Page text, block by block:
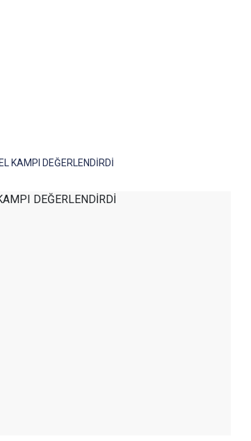
KAMPI DEĞERLENDİRDİ